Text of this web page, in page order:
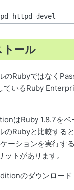
httpd-devel
トール
のRubyではなく
ているRuby
はRuby 1.8.7をベ
のRubyと比較する
ーションを実行す
トがあります。
のダウンロード